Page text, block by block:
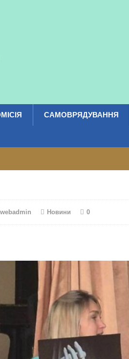
САМОВРЯДУВАННЯ
webadmin Новини 0